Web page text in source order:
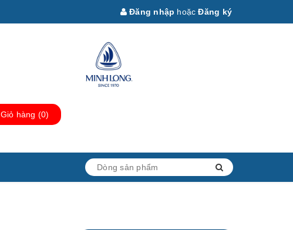
Đăng nhập hoặc Đăng ký
Giỏ hàng (0)